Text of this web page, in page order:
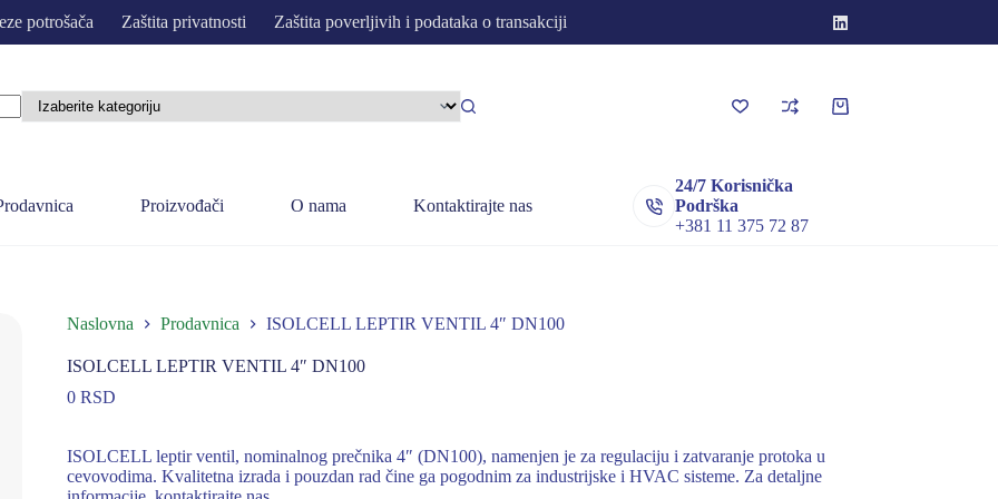
potrošača Zaštita privatnosti Zaštita poverljivih i podataka o transakciji
Korpa
Proizvođači O nama Kontaktirajte nas
24/7 Korisnička
Podrška
+381 11 375 72 87
Naslovna Prodavnica ISOLCELL LEPTIR VENTIL 4″ DN100
ISOLCELL LEPTIR VENTIL 4″ DN100
0 RSD
ISOLCELL leptir ventil, nominalnog prečnika 4″ (DN100), namenjen je za regulaciju i zatvaranje protoka u
cevovodima. Kvalitetna izrada i pouzdan rad čine ga pogodnim za industrijske i HVAC sisteme. Za detaljne